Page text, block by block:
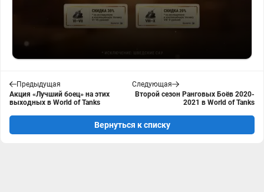
Предыдущая
Акция «Лучший боец» на этих
выходных в World of Tanks
Следующая
Второй сезон Ранговых Боёв 2020-
2021 в World of Tanks
Вернуться к списку